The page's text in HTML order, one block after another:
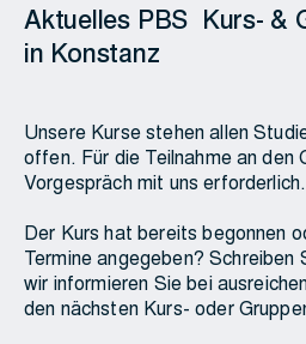
Aktuelles PBS Kurs- &
in Konstanz
Unsere Kurse stehen allen
offen. Für die Teilnahme an den
Vorgespräch mit uns erforderlich.
Der Kurs hat bereits begonnen
Termine angegeben? Schreiben
wir informieren Sie bei
den nächsten Kurs- oder